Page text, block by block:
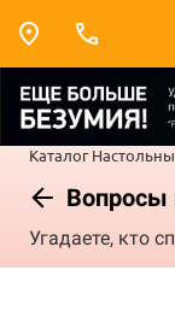
Каталог
Вопросы
Угадаете, кто